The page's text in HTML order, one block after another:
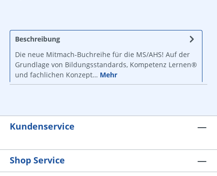
Beschreibung
Die neue Mitmach-Buchreihe für die MS/AHS! Auf der
Grundlage von Bildungsstandards, Kompetenz Lernen®
und fachlichen Konzept… Mehr
Kundenservice
Shop Service